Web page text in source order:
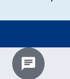
Chatbot laden?